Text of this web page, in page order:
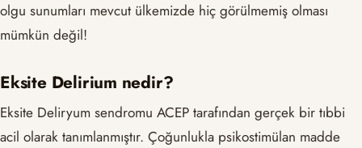
olgu sunumları mevcut ülkemizde hiç görülmemiş olması
mümkün değil!
Eksite Delirium nedir?
Eksite Deliryum sendromu ACEP tarafından gerçek bir tıbbi
acil olarak tanımlanmıştır. Çoğunlukla psikostimülan madde